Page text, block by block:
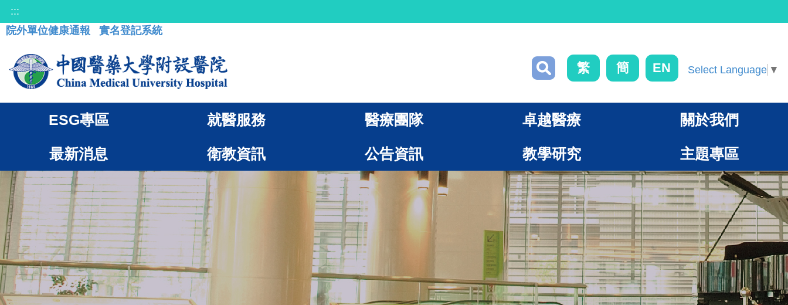
:::
院外單位健康通報
實名登記系統
繁 簡 EN Select Language ▼
ESG專區 就醫服務 醫療團隊 卓越醫療 關於我們
最新消息 衛教資訊 公告資訊 教學研究 主題專區